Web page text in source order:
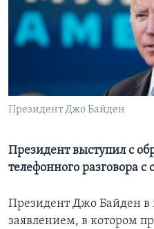
Learning English
Президент Джо Байден
Президент выступил с
телефонного разговора
Президент Джо Байден в
заявлением, в котором